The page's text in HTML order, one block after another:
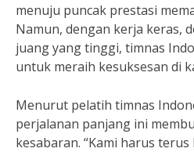
menuju puncak prestasi
Namun, dengan kerja keras,
juang yang tinggi, timnas
untuk meraih kesuksesan di
Menurut pelatih timnas
perjalanan panjang ini
kesabaran. “Kami harus